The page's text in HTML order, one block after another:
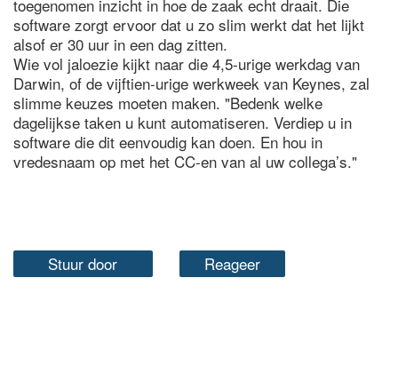
toegenomen inzicht in hoe de zaak echt draait. Die
software zorgt ervoor dat u zo slim werkt dat het lijkt
alsof er 30 uur in een dag zitten.
Wie vol jaloezie kijkt naar die 4,5-urige werkdag van
Darwin, of de vijftien-urige werkweek van Keynes, zal
slimme keuzes moeten maken. "Bedenk welke
dagelijkse taken u kunt automatiseren. Verdiep u in
software die dit eenvoudig kan doen. En hou in
vredesnaam op met het CC-en van al uw collega’s."
Stuur door Reageer